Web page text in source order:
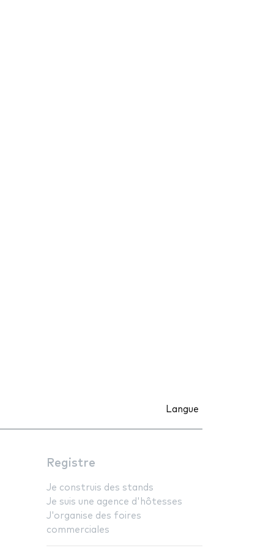
Langue
Registre
Je construis des stands
Je suis une agence d'hôtesses
J'organise des foires
commerciales